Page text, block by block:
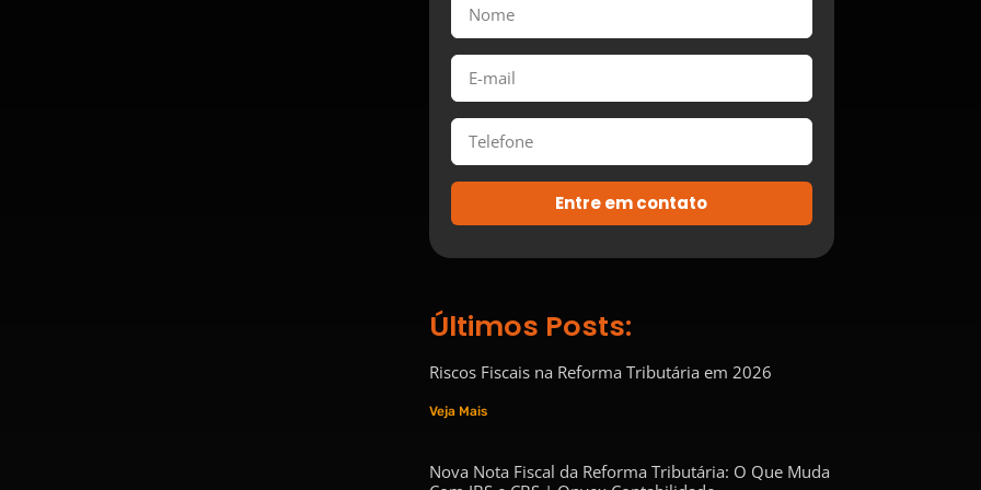
Entre em contato
Últimos Posts:
Riscos Fiscais na Reforma Tributária em 2026
Veja Mais
Nova Nota Fiscal da Reforma Tributária: O Que Muda